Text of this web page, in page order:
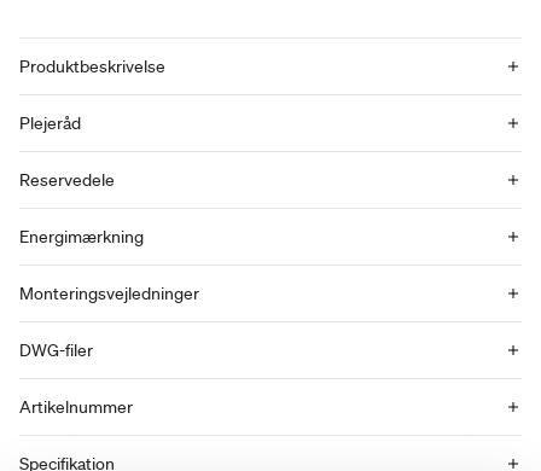
Produktbeskrivelse
Plejeråd
Reservedele
Energimærkning
Monteringsvejledninger
DWG-filer
Artikelnummer
Specifikation